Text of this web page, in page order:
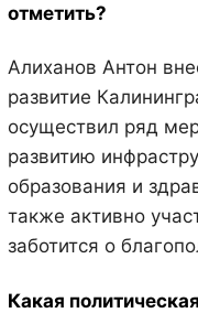
отметить?
Алиханов Антон
развитие
осуществил ряд
развитию
образования и
также активно
заботится о
Какая